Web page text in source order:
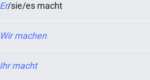
Er/sie/es macht
Wir machen
Ihr macht